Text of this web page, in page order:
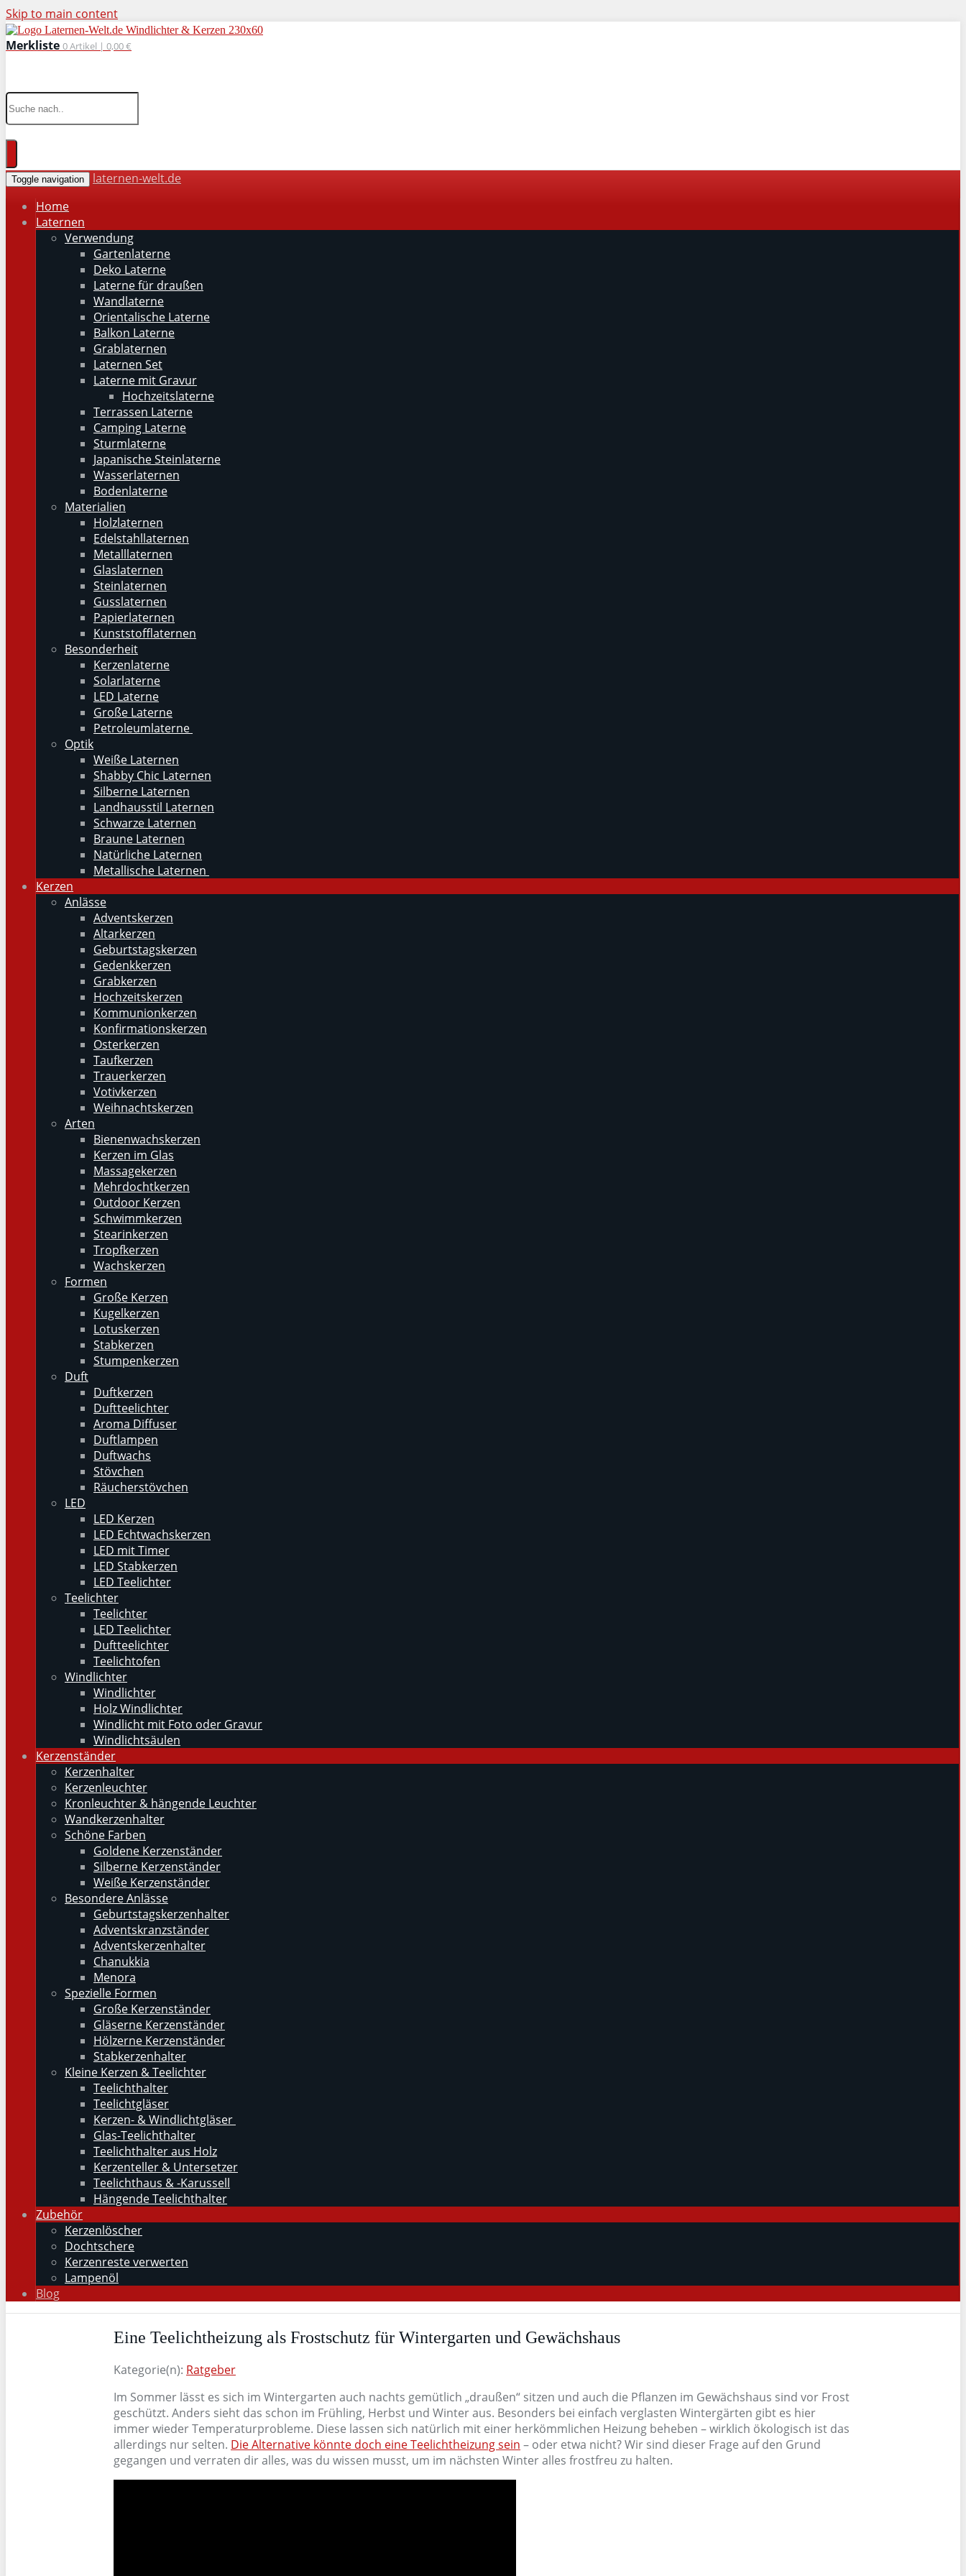
Skip to main content
Merkliste 0Artikel | 0,00 €
Toggle navigation
laternen-welt.de
Home
Laternen
Verwendung
Gartenlaterne
Deko Laterne
Laterne für draußen
Wandlaterne
Orientalische Laterne
Balkon Laterne
Grablaternen
Laternen Set
Laterne mit Gravur
Hochzeitslaterne
Terrassen Laterne
Camping Laterne
Sturmlaterne
Japanische Steinlaterne
Wasserlaternen
Bodenlaterne
Materialien
Holzlaternen
Edelstahllaternen
Metalllaternen
Glaslaternen
Steinlaternen
Gusslaternen
Papierlaternen
Kunststofflaternen
Besonderheit
Kerzenlaterne
Solarlaterne
LED Laterne
Große Laterne
Petroleumlaterne
Optik
Weiße Laternen
Shabby Chic Laternen
Silberne Laternen
Landhausstil Laternen
Schwarze Laternen
Braune Laternen
Natürliche Laternen
Metallische Laternen
Kerzen
Anlässe
Adventskerzen
Altarkerzen
Geburtstagskerzen
Gedenkkerzen
Grabkerzen
Hochzeitskerzen
Kommunionkerzen
Konfirmationskerzen
Osterkerzen
Taufkerzen
Trauerkerzen
Votivkerzen
Weihnachtskerzen
Arten
Bienenwachskerzen
Kerzen im Glas
Massagekerzen
Mehrdochtkerzen
Outdoor Kerzen
Schwimmkerzen
Stearinkerzen
Tropfkerzen
Wachskerzen
Formen
Große Kerzen
Kugelkerzen
Lotuskerzen
Stabkerzen
Stumpenkerzen
Duft
Duftkerzen
Duftteelichter
Aroma Diffuser
Duftlampen
Duftwachs
Stövchen
Räucherstövchen
LED
LED Kerzen
LED Echtwachskerzen
LED mit Timer
LED Stabkerzen
LED Teelichter
Teelichter
Teelichter
LED Teelichter
Duftteelichter
Teelichtofen
Windlichter
Windlichter
Holz Windlichter
Windlicht mit Foto oder Gravur
Windlichtsäulen
Kerzenständer
Kerzenhalter
Kerzenleuchter
Kronleuchter & hängende Leuchter
Wandkerzenhalter
Schöne Farben
Goldene Kerzenständer
Silberne Kerzenständer
Weiße Kerzenständer
Besondere Anlässe
Geburtstagskerzenhalter
Adventskranzständer
Adventskerzenhalter
Chanukkia
Menora
Spezielle Formen
Große Kerzenständer
Gläserne Kerzenständer
Hölzerne Kerzenständer
Stabkerzenhalter
Kleine Kerzen & Teelichter
Teelichthalter
Teelichtgläser
Kerzen- & Windlichtgläser
Glas-Teelichthalter
Teelichthalter aus Holz
Kerzenteller & Untersetzer
Teelichthaus & -Karussell
Hängende Teelichthalter
Zubehör
Kerzenlöscher
Dochtschere
Kerzenreste verwerten
Lampenöl
Blog
Eine Teelichtheizung als Frostschutz für Wintergarten und Gewächshaus
Kategorie(n): Ratgeber
Im Sommer lässt es sich im Wintergarten auch nachts gemütlich „draußen“ sitzen und auch die Pflanzen im Gewächshaus sind vor Frost
geschützt. Anders sieht das schon im Frühling, Herbst und Winter aus. Besonders bei einfach verglasten Wintergärten gibt es hier
immer wieder Temperaturprobleme. Diese lassen sich natürlich mit einer herkömmlichen Heizung beheben – wirklich ökologisch ist das
allerdings nur selten. Die Alternative könnte doch eine Teelichtheizung sein – oder etwa nicht? Wir sind dieser Frage auf den Grund
gegangen und verraten dir alles, was du wissen musst, um im nächsten Winter alles frostfreu zu halten.